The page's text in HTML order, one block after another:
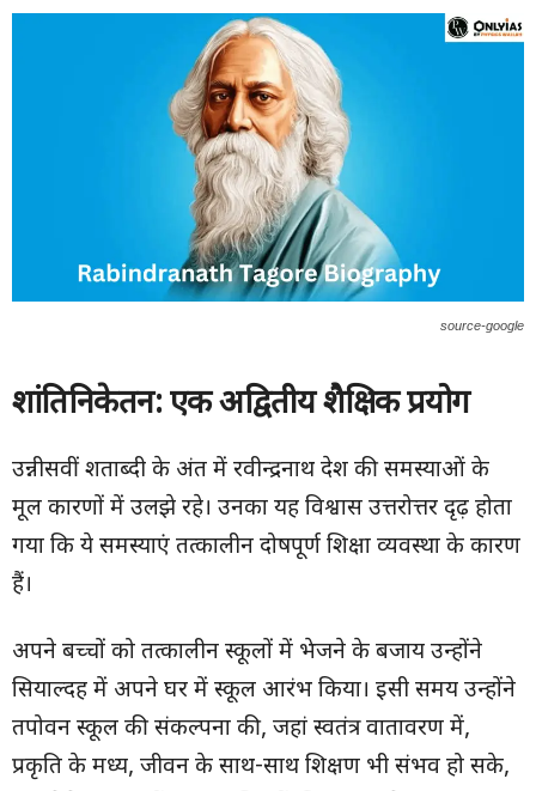
source-google
शांतिनिकेतन: एक अद्वितीय शैक्षिक प्रयोग
उन्नीसवीं शताब्दी के अंत में रवीन्द्रनाथ देश की समस्याओं के
मूल कारणों में उलझे रहे। उनका यह विश्वास उत्तरोत्तर दृढ़ होता
गया कि ये समस्याएं तत्कालीन दोषपूर्ण शिक्षा व्यवस्था के कारण
हैं।
अपने बच्चों को तत्कालीन स्कूलों में भेजने के बजाय उन्होंने
सियाल्दह में अपने घर में स्कूल आरंभ किया। इसी समय उन्होंने
तपोवन स्कूल की संकल्पना की, जहां स्वतंत्र वातावरण में,
प्रकृति के मध्य, जीवन के साथ-साथ शिक्षण भी संभव हो सके,